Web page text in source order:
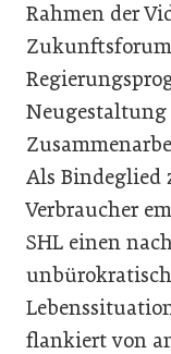
Rahmen der
Neugestaltung
Als Bindeglied
Verbraucher
SHL einen
flankiert von